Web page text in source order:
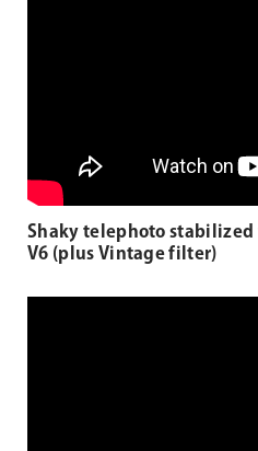
Shaky telephoto
V6 (plus Vintage filter)